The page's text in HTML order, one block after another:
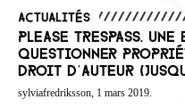
Actualités
Please Trespass.
questionner
droit d’auteur
sylviafredriksson, 1 mars 2019.